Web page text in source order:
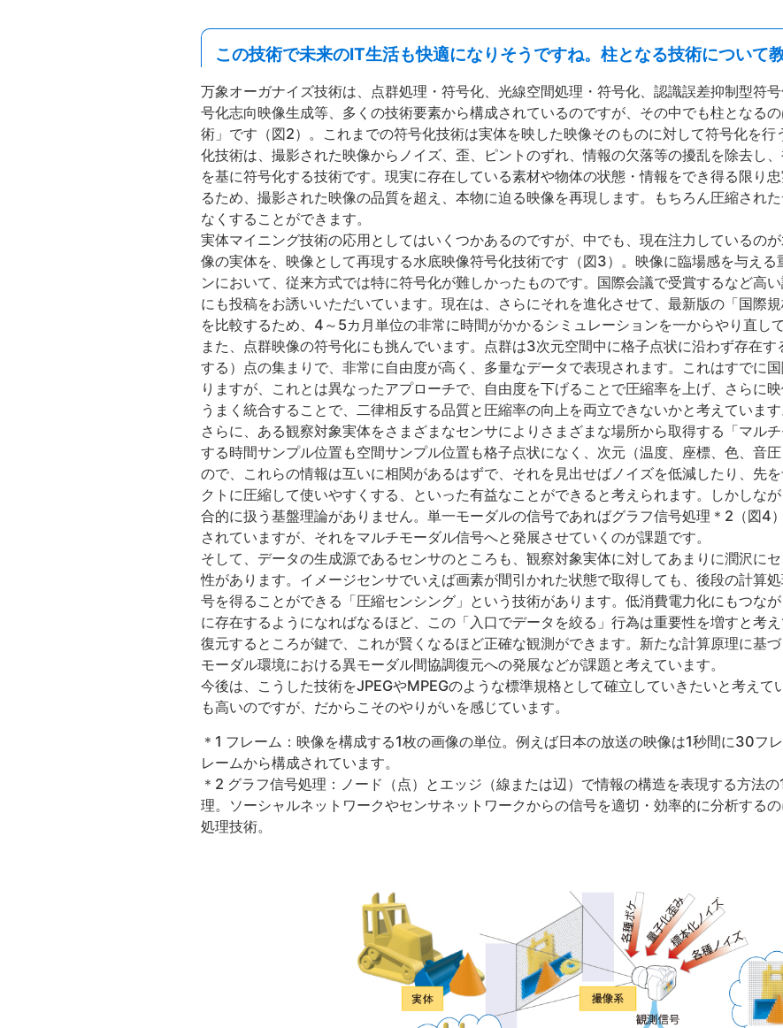
この技術で未来のIT生活も快適になりそうですね。柱となる技術について
万象オーガナイズ技術は、点群処理・符号化、光線空間処理・符号化、認識誤差抑制型符
号化志向映像生成等、多くの技術要素から構成されているのですが、その中でも柱となる
術」です（図2）。これまでの符号化技術は実体を映した映像そのものに対して符号化を
化技術は、撮影された映像からノイズ、歪、ピントのずれ、情報の欠落等の擾乱を除去し
を基に符号化する技術です。現実に存在している素材や物体の状態・情報をでき得る限り
るため、撮影された映像の品質を超え、本物に迫る映像を再現します。もちろん圧縮され
なくすることができます。
実体マイニング技術の応用としてはいくつかあるのですが、中でも、現在注力しているの
像の実体を、映像として再現する水底映像符号化技術です（図3）。映像に臨場感を与え
ンにおいて、従来方式では特に符号化が難しかったものです。国際会議で受賞するなど高
にも投稿をお誘いいただいています。現在は、さらにそれを進化させて、最新版の「国際
を比較するため、4～5カ月単位の非常に時間がかかるシミュレーションを一からやり直して
また、点群映像の符号化にも挑んでいます。点群は3次元空間中に格子点状に沿わず存在
する）点の集まりで、非常に自由度が高く、多量なデータで表現されます。これはすでに
りますが、これとは異なったアプローチで、自由度を下げることで圧縮率を上げ、さらに
うまく統合することで、二律相反する品質と圧縮率の向上を両立できないかと考えています
さらに、ある観察対象実体をさまざまなセンサによりさまざまな場所から取得する「マル
する時間サンプル位置も空間サンプル位置も格子点状になく、次元（温度、座標、色、音
ので、これらの情報は互いに相関があるはずで、それを見出せばノイズを低減したり、先
クトに圧縮して使いやすくする、といった有益なことができると考えられます。しかしな
合的に扱う基盤理論がありません。単一モーダルの信号であればグラフ信号処理＊2（図4
されていますが、それをマルチモーダル信号へと発展させていくのが課題です。
そして、データの生成源であるセンサのところも、観察対象実体に対してあまりに潤沢に
性があります。イメージセンサでいえば画素が間引かれた状態で取得しても、後段の計算
号を得ることができる「圧縮センシング」という技術があります。低消費電力化にもつな
に存在するようになればなるほど、この「入口でデータを絞る」行為は重要性を増すと考
復元するところが鍵で、これが賢くなるほど正確な観測ができます。新たな計算原理に基
モーダル環境における異モーダル間協調復元への発展などが課題と考えています。
今後は、こうした技術をJPEGやMPEGのような標準規格として確立していきたいと考えて
も高いのですが、だからこそのやりがいを感じています。
＊1 フレーム：映像を構成する1枚の画像の単位。例えば日本の放送の映像は1秒間に30フ
レームから構成されています。
＊2 グラフ信号処理：ノード（点）とエッジ（線または辺）で情報の構造を表現する方法
理。ソーシャルネットワークやセンサネットワークからの信号を適切・効率的に分析する
処理技術。